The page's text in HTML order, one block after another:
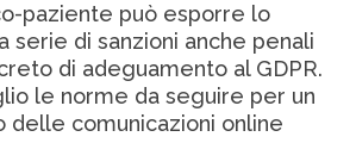
paziente può esporre lo
serie di sanzioni anche penali
di adeguamento al GDPR.
le norme da seguire per un
comunicazioni online